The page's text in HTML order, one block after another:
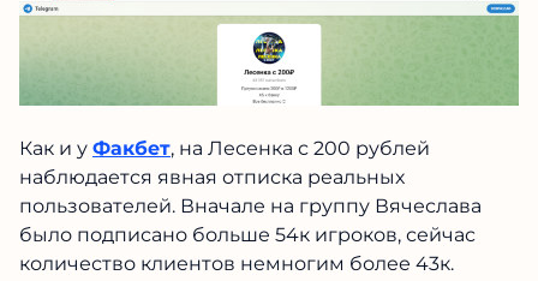
Как и уФакбет, на Лесенка с 200 рублей
наблюдается явная отписка реальных
пользователей. Вначале на группу Вячеслава
было подписано больше 54к игроков, сейчас